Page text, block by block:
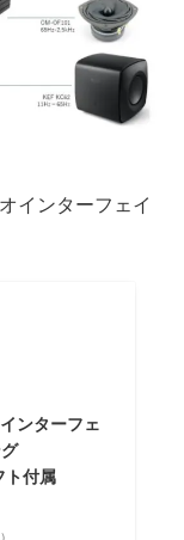
インターフェイ
ンターフェ
ト付属